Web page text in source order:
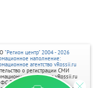
"Регион центр" 2004 - 2026
наполнение:
агентство vRossii.ru
о регистрации СМИ
агентства vRossii.ru
77‑35502